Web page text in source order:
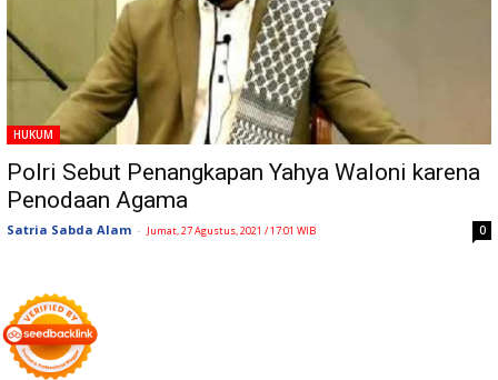
HUKUM
Polri Sebut Penangkapan Yahya Waloni karena
Penodaan Agama
Satria Sabda Alam - Jumat, 27 Agustus, 2021 / 17:01 WIB 0